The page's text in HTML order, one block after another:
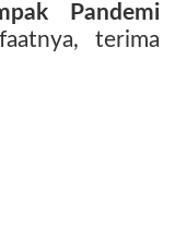
Pandemi
terima